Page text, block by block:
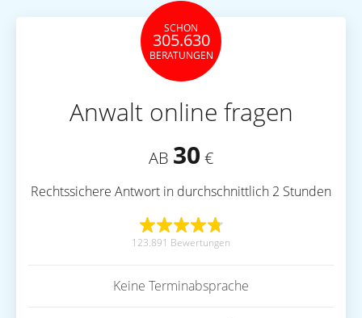
SCHON
305.630
BERATUNGEN
Anwalt online fragen
AB 30 €
Rechtssichere Antwort in durchschnittlich 2 Stunden
123.891 Bewertungen
Keine Terminabsprache